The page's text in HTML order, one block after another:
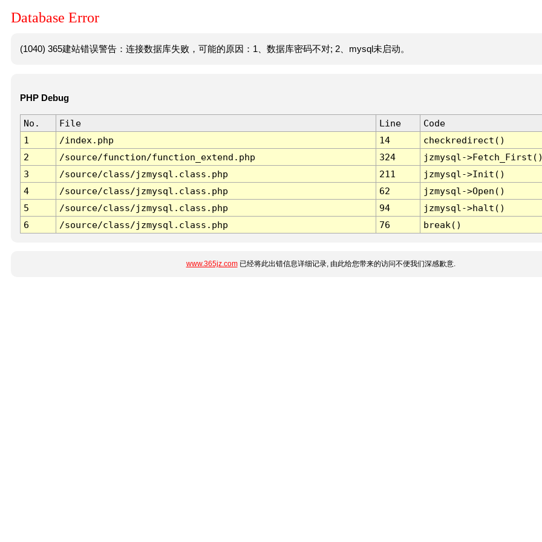
Database Error
(1040) 365建站错误警告：连接数据库失败，可能的原因：1、数据库密码不对; 2、mysql未启动。
PHP Debug
No. File Line
Code
1
/index.php 14
checkredirect()
2
/source/function/function_extend.php 324
jzmysql-
3
/source/class/jzmysql.class.php 211
jzmysql->Init()
4
/source/class/jzmysql.class.php 62
jzmysql->Open()
5
/source/class/jzmysql.class.php 94
jzmysql->halt()
6
/source/class/jzmysql.class.php 76 break()
www.365jz.com已经将此出错信息详细记录, 由此给您带来的访问不便我们深感歉意.